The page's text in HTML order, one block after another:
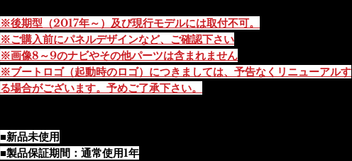
※後期型（2017年～）及び現行モデルには取付不可。
※ご購入前にパネルデザインなど、ご確認下さい
※画像8～9のナビやその他パーツは含まれません
※ブートロゴ（起動時のロゴ）につきましては、予告なくリニューアルす
る場合がございます。 予めご了承下さい。
■新品未使用
■製品保証期間：通常使用1年